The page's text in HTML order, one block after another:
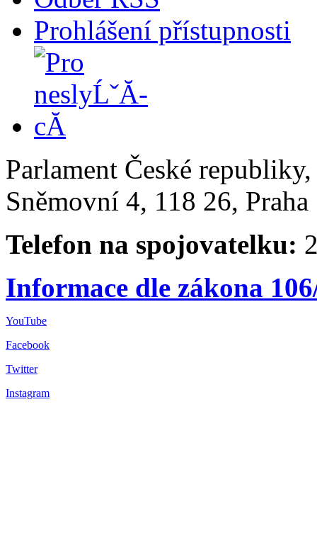
Prohlášení přístupnosti
Parlament České
Sněmovní 4, 118 26,
Telefon na spojovatelku:
Informace dle zákona
YouTube
Facebook
Twitter
Instagram